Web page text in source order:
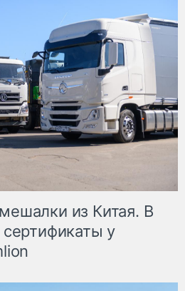
из Китая. В
сертификаты у